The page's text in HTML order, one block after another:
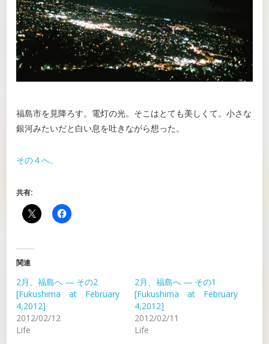
福島市を見降ろす。電灯の光。そこはとても美しくて。小さな
銀河みたいだと白い息を吐きながら想った。
その４へ。
共有:
関連
2月、福島へ ― その2
[Fukushima at February
4,2012]
2012/02/12
Life
2月、福島へ ― その1
[Fukushima at February
4,2012]
2012/02/11
Life